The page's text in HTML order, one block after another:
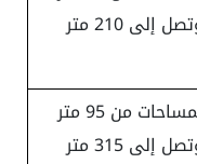
مربع وتصل إلى 210 متر
تبدأ المساحات من 95 متر
مربع وتصل إلى 315 متر